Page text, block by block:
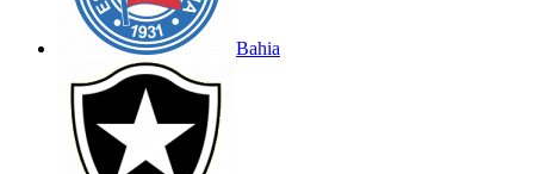
Bahia